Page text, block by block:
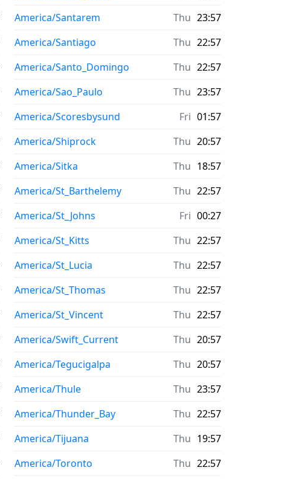
America/Santarem
Thu 23:57
America/Santiago
Thu 22:57
America/Santo_Domingo
Thu 22:57
America/Sao_Paulo
Thu 23:57
America/Scoresbysund
Fri 01:57
America/Shiprock
Thu 20:57
America/Sitka
Thu 18:57
America/St_Barthelemy
Thu 22:57
America/St_Johns
Fri 00:27
America/St_Kitts
Thu 22:57
America/St_Lucia
Thu 22:57
America/St_Thomas
Thu 22:57
America/St_Vincent
Thu 22:57
America/Swift_Current
Thu 20:57
America/Tegucigalpa
Thu 20:57
America/Thule
Thu 23:57
America/Thunder_Bay
Thu 22:57
America/Tijuana
Thu 19:57
America/Toronto
Thu 22:57